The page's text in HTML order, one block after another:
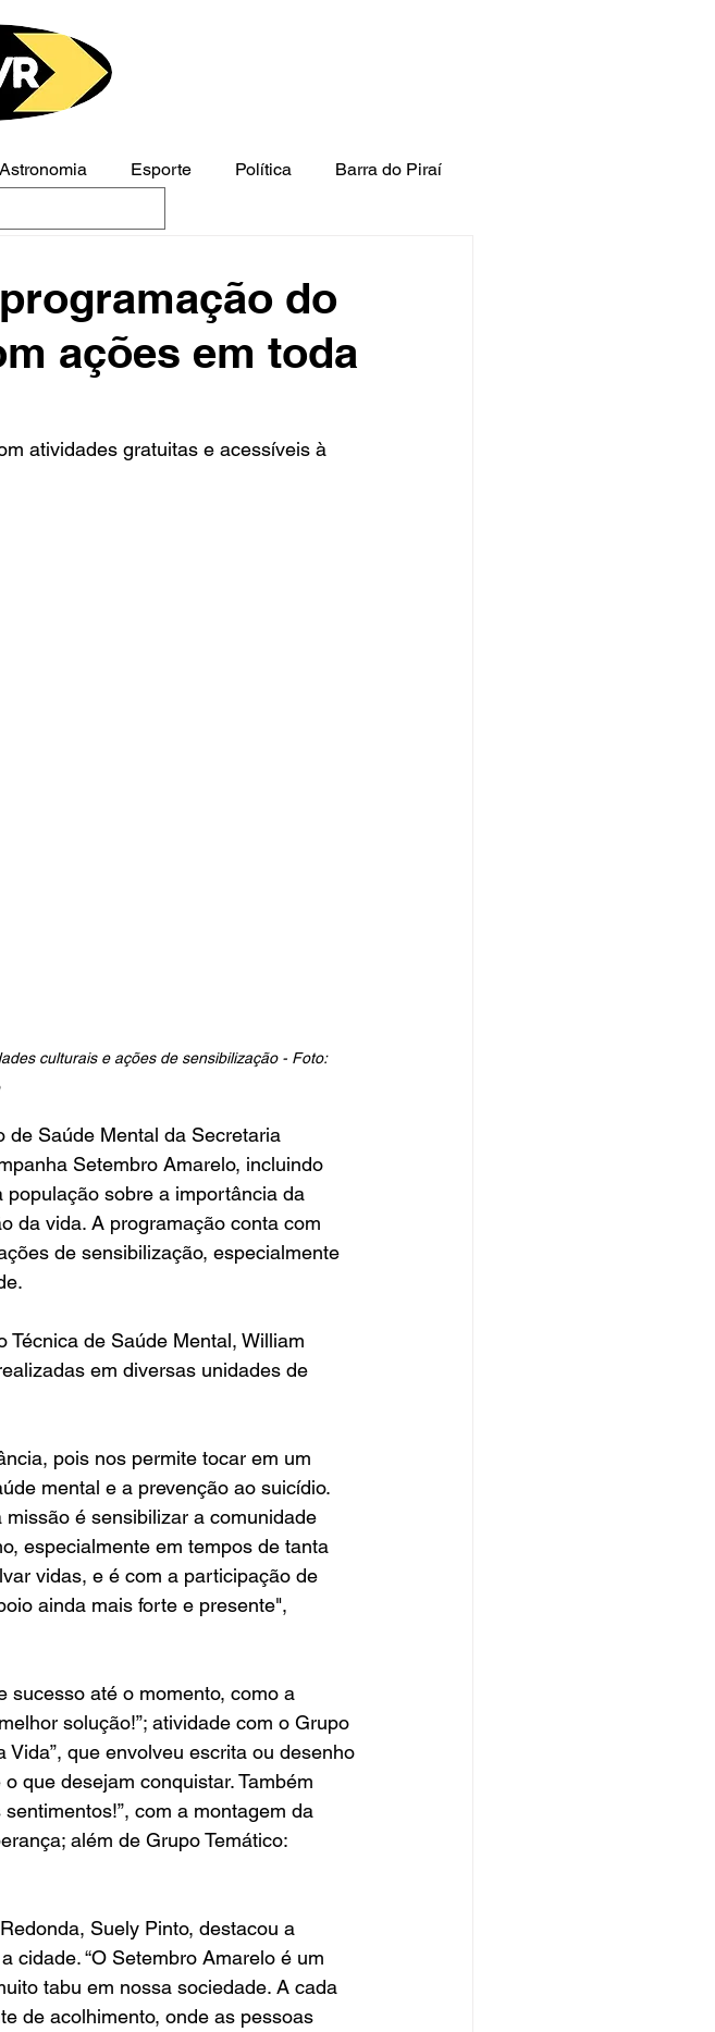
Astronomia Esporte Política Barra do Piraí
do
ações em toda
atividades gratuitas e acessíveis à
culturais e ações de sensibilização - Foto:
de Saúde Mental da Secretaria
Setembro Amarelo, incluindo
sobre a importância da
da vida. A programação conta com
de sensibilização, especialmente
Técnica de Saúde Mental, William
em diversas unidades de
pois nos permite tocar em um
mental e a prevenção ao suicídio.
é sensibilizar a comunidade
especialmente em tempos de tanta
vidas, e é com a participação de
ainda mais forte e presente",
sucesso até o momento, como a
solução!”; atividade com o Grupo
Vida”, que envolveu escrita ou desenho
que desejam conquistar. Também
com a montagem da
além de Grupo Temático:
Suely Pinto, destacou a
cidade. “O Setembro Amarelo é um
tabu em nossa sociedade. A cada
de acolhimento, onde as pessoas